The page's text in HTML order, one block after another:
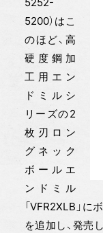
5200）はこ
のほど、高
硬度鋼加
工用エン
ドミルシ
リーズの2
枚刃ロン
グネック
ボールエ
ンドミル
「VFR2XLB」に
を追加し、発売